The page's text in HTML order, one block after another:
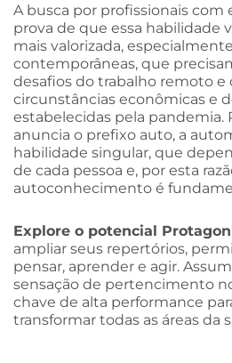
A busca por profissionais com
prova de que essa habilidade
mais valorizada,
contemporâneas, que
desafios do trabalho remoto e
circunstâncias econômicas e
estabelecidas pela pandemia.
anuncia o prefixo auto, a
habilidade singular, que
de cada pessoa e, por esta
autoconhecimento é
Explore o potencial
ampliar seus repertórios,
pensar, aprender e agir.
sensação de pertencimento
chave de alta performance
transformar todas as áreas da